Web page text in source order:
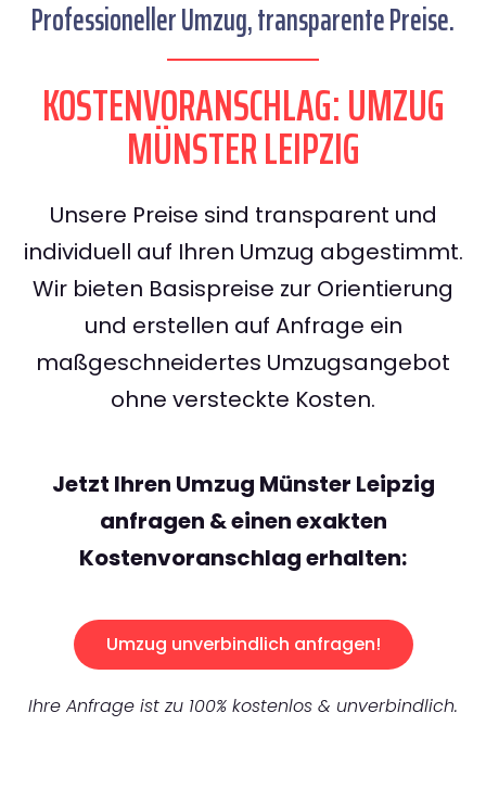
Professioneller Umzug, transparente Preise.
KOSTENVORANSCHLAG: UMZUG
MÜNSTER LEIPZIG
Unsere Preise sind transparent und
individuell auf Ihren Umzug abgestimmt.
Wir bieten Basispreise zur Orientierung
und erstellen auf Anfrage ein
maßgeschneidertes Umzugsangebot
ohne versteckte Kosten.
Jetzt Ihren Umzug Münster Leipzig
anfragen & einen exakten
Kostenvoranschlag erhalten:
Umzug unverbindlich anfragen!
Ihre Anfrage ist zu 100% kostenlos & unverbindlich.